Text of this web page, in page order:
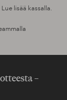
lisää kassalla.
–